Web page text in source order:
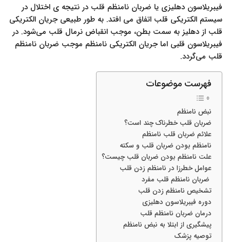
فيبريلاسون‌ دهلیزی یا ضربان نامنظم قلب در نتیجه ی اختلال در
سیستم الکتریکی قلب اتفاق می افتد. به طور طبیعی جریان الکتریکی
قلب از دهلیز به سمت بطن، موجب انقباض نرمال قلب می‌شود. در
فيبريلاسون‌ قلبی اما جریان الکتریکی نامنظم موجب ضربان نامنظم
قلب می‌گردد.
فهرست موضوعات
نبض نامنظم
ضربان قلب خطرناک چند است؟
علائم ضربان قلب نامنظم
نامنظم بودن ضربان قلب و سکته
علت نامنظم بودن ضربان قلب چیست؟
عوامل خطرزا در نامنظم زدن قلب
ضربان نامنظم قلب مفرد
تشخیص نامنظم زدن قلب
دوره فيبريلاسون‌ دهلیزی
درمان ضربان نامنظم قلب
پیشگیری از ابتلا به نبض نامنظم
توصیه پزشک